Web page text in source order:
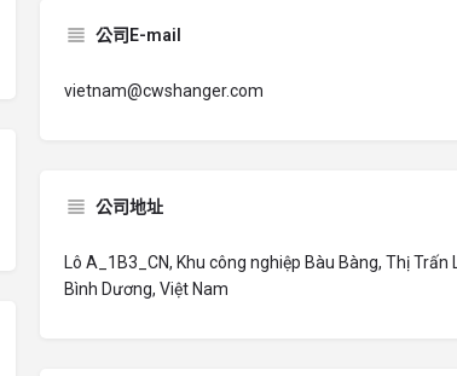
公司E-mail
vietnam@cwshanger.com
公司地址
Lô A_1B3_CN, Khu công nghiệp Bàu Bàng, Thị Trấn
Bình Dương, Việt Nam